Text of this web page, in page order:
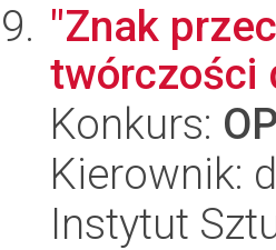
"Znak
twórczości
Konkurs:
Kierownik:
Instytut